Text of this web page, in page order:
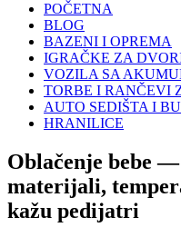
POČETNA
BLOG
BAZENI I OPREMA
IGRAČKE ZA
VOZILA SA
TORBE I RANČEVI
AUTO SEDIŠTA I
HRANILICE
Oblačenje bebe
materijali,
kažu pedijatri